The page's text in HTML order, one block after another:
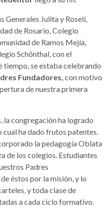
Generales Julita y Roselí,
de Rosario, Colegio
de Ramos Mejía,
Schönthal, con el
tiempo, se estaba celebrando
Fundadores, con motivo
de nuestra primera
la congregación ha logrado
cual ha dado frutos patentes.
la pedagogía Oblata
de los colegios. Estudiantes
Padres
éstos por la misión, y lo
y toda clase de
a cada ciclo formativo.